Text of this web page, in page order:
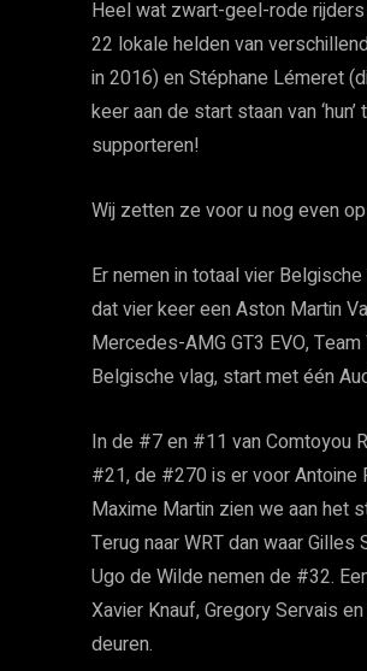
Heel wat zwart-geel-rode
22 lokale helden van
in 2016) en Stéphane Lémeret
keer aan de start staan van
supporteren!
Wij zetten ze voor u nog even
Er nemen in totaal vier
dat vier keer een Aston Martin
Mercedes-AMG GT3 EVO,
Belgische vlag, start met één
In de #7 en #11 van Comtoyou
#21, de #270 is er voor Antoine
Maxime Martin zien we aan het
Terug naar WRT dan waar
Ugo de Wilde nemen de #32.
Xavier Knauf, Gregory Servais
deuren.